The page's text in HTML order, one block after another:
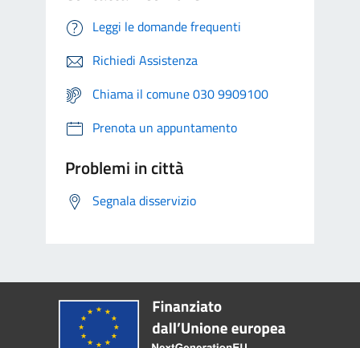
Leggi le domande frequenti
Richiedi Assistenza
Chiama il comune 030 9909100
Prenota un appuntamento
Problemi in città
Segnala disservizio